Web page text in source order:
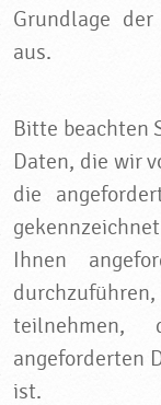
Grundlage
aus.
Bitte beachten
Daten, die wir
die
Ihnen
angeforderten
ist.